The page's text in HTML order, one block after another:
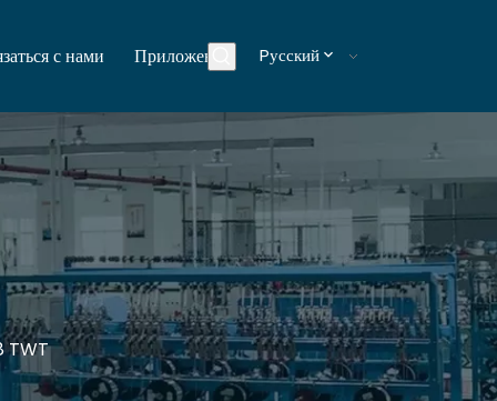
с нами Приложения Блоги
Pусский
TWT